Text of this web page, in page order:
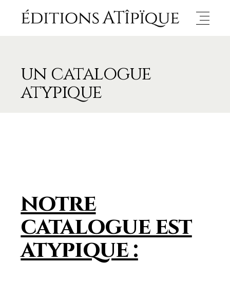
un catalogue
atypique
notre
catalogue est
atypique :